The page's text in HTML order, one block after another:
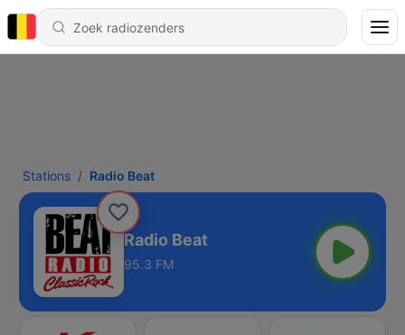
Stations Radio Beat
Radio Beat
95.3 FM